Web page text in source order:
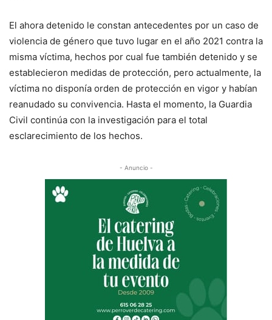
El ahora detenido le constan antecedentes por un caso de
violencia de género que tuvo lugar en el año 2021 contra la
misma víctima, hechos por cual fue también detenido y se
establecieron medidas de protección, pero actualmente, la
víctima no disponía orden de protección en vigor y habían
reanudado su convivencia. Hasta el momento, la Guardia
Civil continúa con la investigación para el total
esclarecimiento de los hechos.
- Anuncio -